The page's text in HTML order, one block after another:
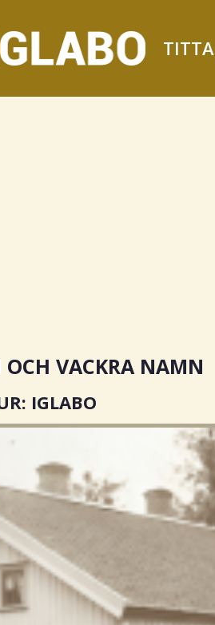
TITTA
OCH VACKRA NAMN
IGLABO